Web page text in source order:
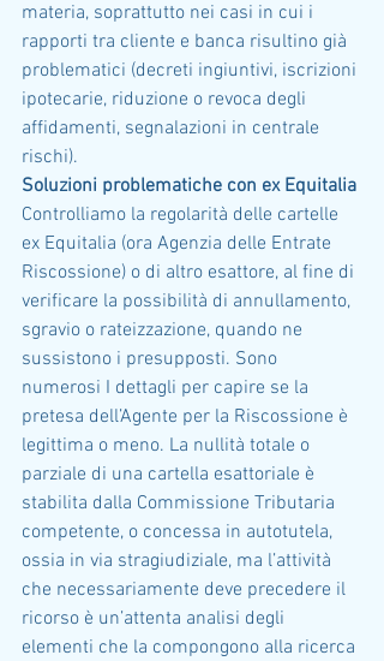
materia, soprattutto nei casi in cui i
rapporti tra cliente e banca risultino già
problematici (decreti ingiuntivi, iscrizioni
ipotecarie, riduzione o revoca degli
affidamenti, segnalazioni in centrale
rischi).
Soluzioni problematiche con ex Equitalia
Controlliamo la regolarità delle cartelle
ex Equitalia (ora Agenzia delle Entrate
Riscossione) o di altro esattore, al fine di
verificare la possibilità di annullamento,
sgravio o rateizzazione, quando ne
sussistono i presupposti. Sono
numerosi I dettagli per capire se la
pretesa dell’Agente per la Riscossione è
legittima o meno. La nullità totale o
parziale di una cartella esattoriale è
stabilita dalla Commissione Tributaria
competente, o concessa in autotutela,
ossia in via stragiudiziale, ma l’attività
che necessariamente deve precedere il
ricorso è un’attenta analisi degli
elementi che la compongono alla ricerca